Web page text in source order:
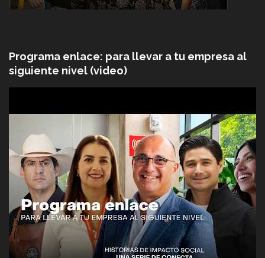
Programa enlace: para llevar a tu empresa al
siguiente nivel (video)